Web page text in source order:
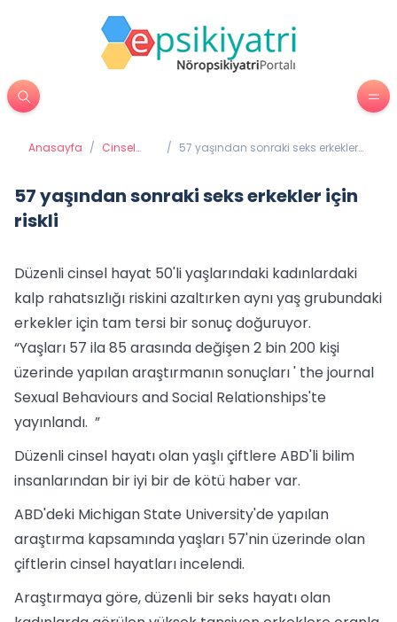
Anasayfa / Cinsel
/ 57 yaşından sonraki seks erkekler
57 yaşından sonraki seks erkekler için
riskli
Düzenli cinsel hayat 50'li yaşlarındaki kadınlardaki
kalp rahatsızlığı riskini azaltırken aynı yaş grubundaki
erkekler için tam tersi bir sonuç doğuruyor.
“Yaşları 57 ila 85 arasında değişen 2 bin 200 kişi
üzerinde yapılan araştırmanın sonuçları ' the journal
Sexual Behaviours and Social Relationships'te
yayınlandı. ”
Düzenli cinsel hayatı olan yaşlı çiftlere ABD'li bilim
insanlarından bir iyi bir de kötü haber var.
ABD'deki Michigan State University'de yapılan
araştırma kapsamında yaşları 57'nin üzerinde olan
çiftlerin cinsel hayatları incelendi.
Araştırmaya göre, düzenli bir seks hayatı olan